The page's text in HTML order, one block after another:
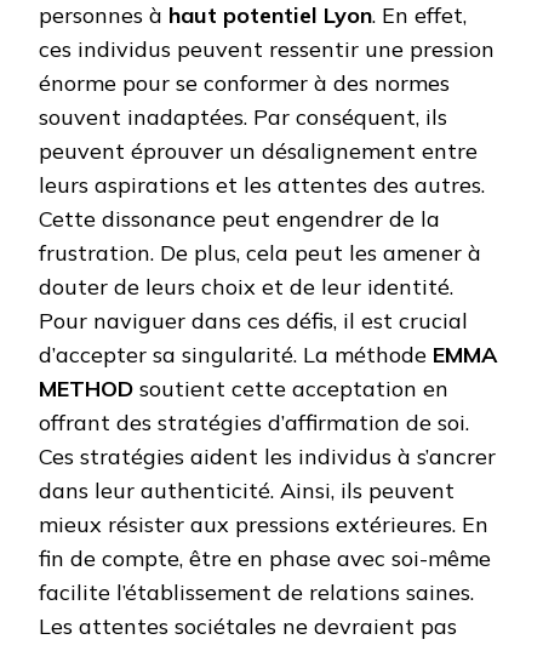
personnes à haut potentiel Lyon. En effet,
ces individus peuvent ressentir une pression
énorme pour se conformer à des normes
souvent inadaptées. Par conséquent, ils
peuvent éprouver un désalignement entre
leurs aspirations et les attentes des autres.
Cette dissonance peut engendrer de la
frustration. De plus, cela peut les amener à
douter de leurs choix et de leur identité.
Pour naviguer dans ces défis, il est crucial
d’accepter sa singularité. La méthode EMMA
METHOD soutient cette acceptation en
offrant des stratégies d’affirmation de soi.
Ces stratégies aident les individus à s’ancrer
dans leur authenticité. Ainsi, ils peuvent
mieux résister aux pressions extérieures. En
fin de compte, être en phase avec soi-même
facilite l’établissement de relations saines.
Les attentes sociétales ne devraient pas